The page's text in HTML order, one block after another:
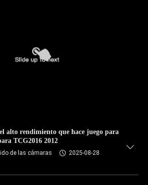
alto rendimiento que hace juego para
TCG2016 2012
de las cámaras
2025-08-28